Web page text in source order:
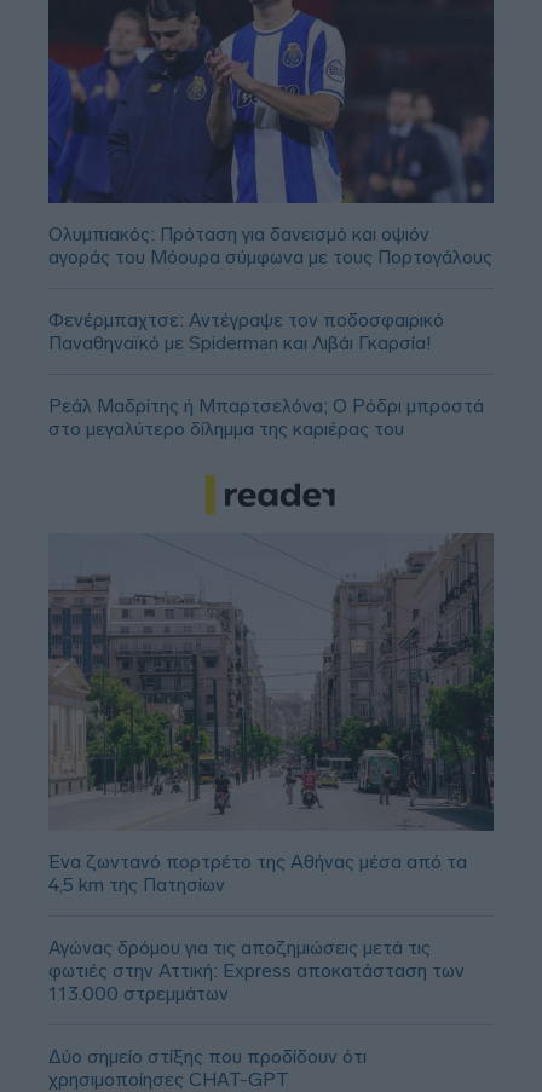
Ολυμπιακός: Πρόταση για δανεισμό και οψιόν
αγοράς του Μόουρα σύμφωνα με τους Πορτογάλους
Φενέρμπαχτσε: Αντέγραψε τον ποδοσφαιρικό
Παναθηναϊκό με Spiderman και Λιβάι Γκαρσία!
Ρεάλ Μαδρίτης ή Μπαρτσελόνα; Ο Ρόδρι μπροστά
στο μεγαλύτερο δίλημμα της καριέρας του
Ένα ζωντανό πορτρέτο της Αθήνας μέσα από τα
4,5 km της Πατησίων
Αγώνας δρόμου για τις αποζημιώσεις μετά τις
φωτιές στην Αττική: Express αποκατάσταση των
113.000 στρεμμάτων
Δύο σημείο στίξης που προδίδουν ότι
χρησιμοποίησες CHAT-GPT